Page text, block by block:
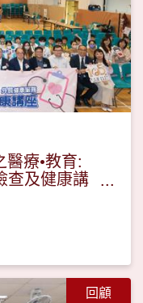
療•教育:
查及健康講
回顧